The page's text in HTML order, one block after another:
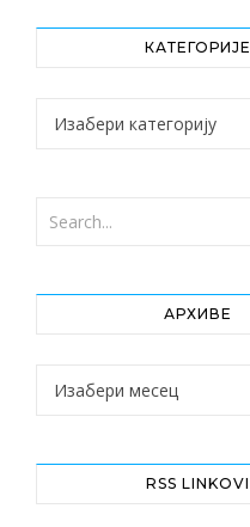
КАТЕГОРИЈЕ
Категорије
АРХИВЕ
Архиве
RSS LINKOVI